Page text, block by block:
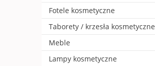
Fotele kosmetyczne
Taborety / krzesła kosmetyczne
Meble
Lampy kosmetyczne